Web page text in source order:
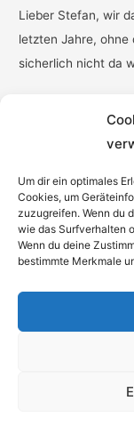
Um dir ein optimales
Cookies, um
zuzugreifen. Wenn du
wie das Surfverhalten
Wenn du deine
bestimmte Merkmale
Lieber Stefan, wir
letzten Jahre, ohne
sicherlich nicht da
Was die da wohl